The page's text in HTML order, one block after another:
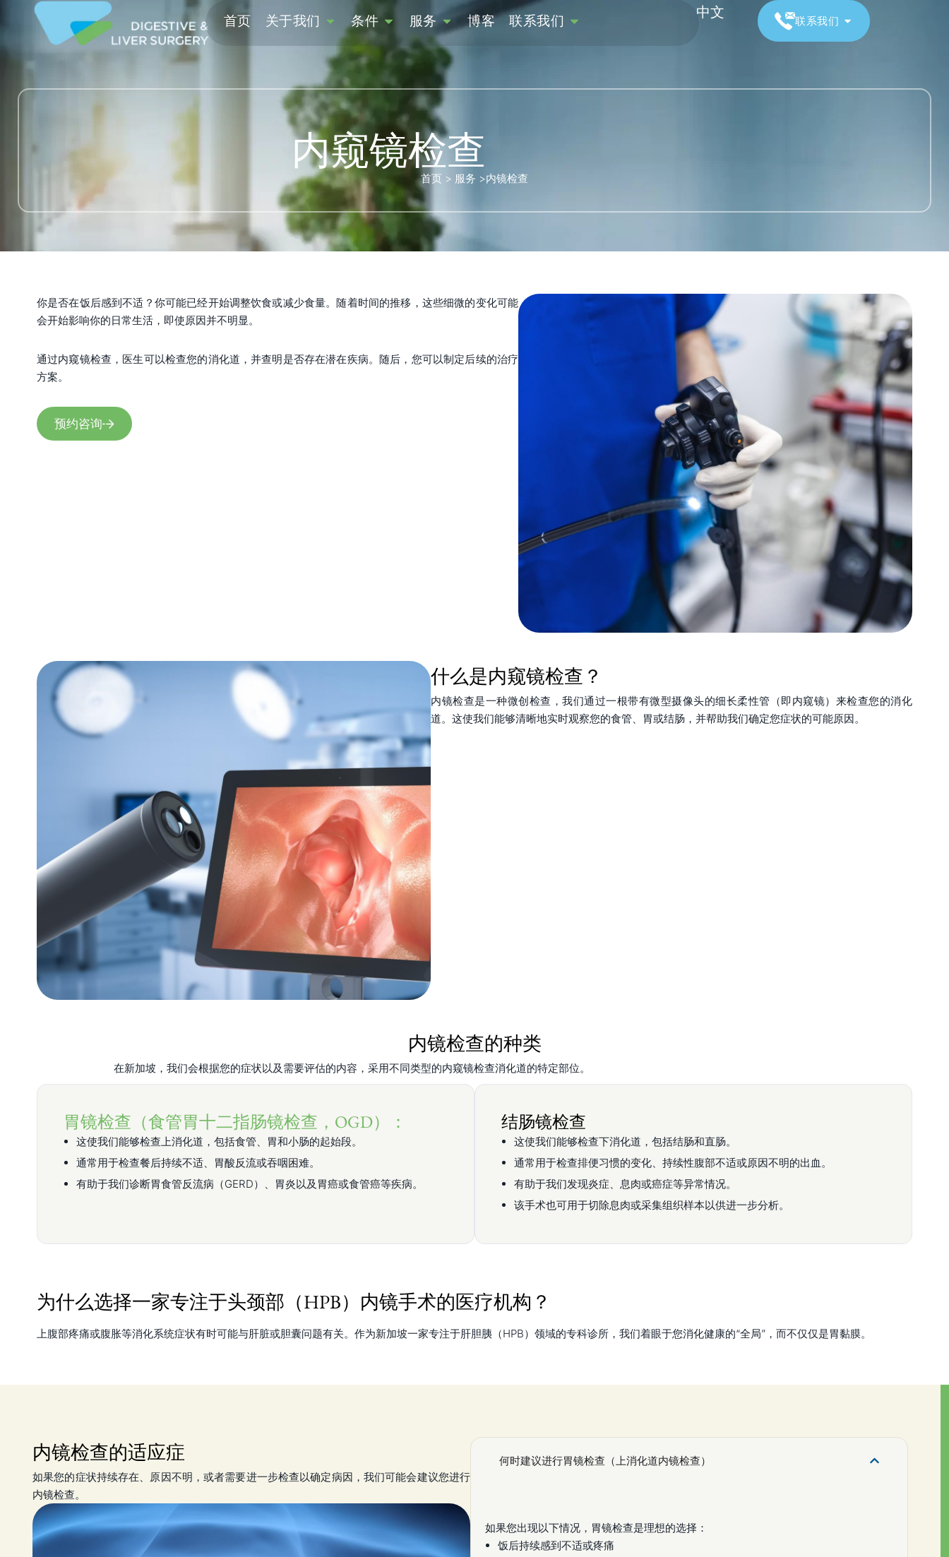
首页 关于我们 条件 服务 博客 联系我们 中文 联系我们
内窥镜检查
首页 > 服务 >内镜检查
你是否在饭后感到不适？你可能已经开始调整饮食或减少食量。随着时间的推移，这些细微的变化可能
会开始影响你的日常生活，即使原因并不明显。
通过内窥镜检查，医生可以检查您的消化道，并查明是否存在潜在疾病。随后，您可以制定后续的治疗
方案。
预约咨询
什么是内窥镜检查？
内镜检查是一种微创检查，我们通过一根带有微型摄像头的细长柔性管（即内窥镜）来检查您的消化
道。这使我们能够清晰地实时观察您的食管、胃或结肠，并帮助我们确定您症状的可能原因。
内镜检查的种类
在新加坡，我们会根据您的症状以及需要评估的内容，采用不同类型的内窥镜检查消化道的特定部位。
胃镜检查（食管胃十二指肠镜检查，OGD）：
这使我们能够检查上消化道，包括食管、胃和小肠的起始段。
通常用于检查餐后持续不适、胃酸反流或吞咽困难。
有助于我们诊断胃食管反流病（GERD）、胃炎以及胃癌或食管癌等疾病。
结肠镜检查
这使我们能够检查下消化道，包括结肠和直肠。
通常用于检查排便习惯的变化、持续性腹部不适或原因不明的出血。
有助于我们发现炎症、息肉或癌症等异常情况。
该手术也可用于切除息肉或采集组织样本以供进一步分析。
为什么选择一家专注于头颈部（HPB）内镜手术的医疗机构？
上腹部疼痛或腹胀等消化系统症状有时可能与肝脏或胆囊问题有关。作为新加坡一家专注于肝胆胰（HPB）领域的专科诊所，我们着眼于您消化健康的“全局”，而不仅仅是胃黏膜。
内镜检查的适应症
如果您的症状持续存在、原因不明，或者需要进一步检查以确定病因，我们可能会建议您进行
内镜检查。
何时建议进行胃镜检查（上消化道内镜检查）
如果您出现以下情况，胃镜检查是理想的选择：
饭后持续感到不适或疼痛